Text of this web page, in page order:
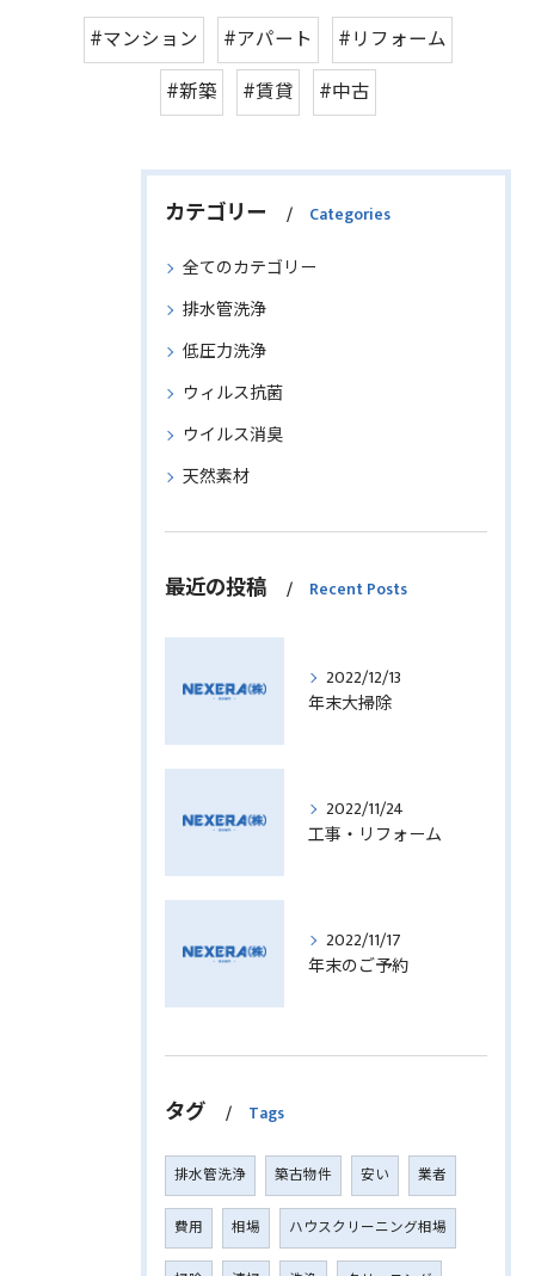
#マンション #アパート
#リフォーム
#新築
#賃貸 #中古
カテゴリー Categories
全てのカテゴリー
排水管洗浄
低圧力洗浄
ウィルス抗菌
ウイルス消臭
天然素材
最近の投稿 Recent Posts
2022/12/13
年末大掃除
2022/11/24
工事・リフォーム
2022/11/17
年末のご予約
タグ Tags
排水管洗浄 築古物件 安い 業者
費用 相場 ハウスクリーニング相場